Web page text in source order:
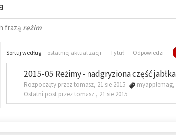
frazą reżim
Sortuj według ostatniej aktualizacji Tytuł Odpowiedzi
2015-05 Reżimy - nadgryziona część jabłka
Rozpoczęty przez tomasz, 21 sie 2015
myapplemag,
Ostatni post przez tomasz , 21 sie 2015